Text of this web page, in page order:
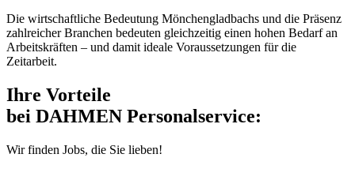
Die wirtschaftliche Bedeutung Mönchengladbachs und die Präsenz
zahlreicher Branchen bedeuten gleichzeitig einen hohen Bedarf an
Arbeitskräften – und damit ideale Voraussetzungen für die
Zeitarbeit.
Ihre Vorteile
bei DAHMEN Personalservice:
Wir finden Jobs, die Sie lieben!